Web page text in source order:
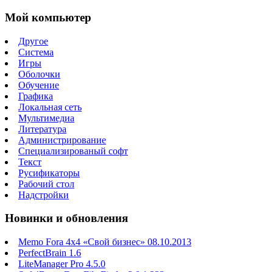
Мой компьютер
Другое
Система
Игры
Оболочки
Обучение
Графика
Локальная сеть
Мультимедиа
Литература
Администрирование
Специализированый софт
Текст
Русификаторы
Рабочий стол
Надстройки
Новинки и обновления
Memo Fora 4x4 «Свой бизнес» 08.10.2013
PerfectBrain 1.6
LiteManager Pro 4.5.0